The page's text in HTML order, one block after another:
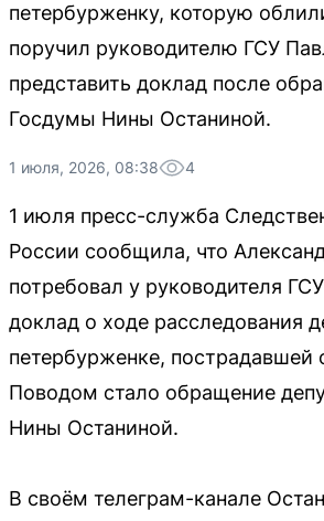
петербурженку, которую
поручил руководителю ГСУ
представить доклад после
Госдумы Нины Останиной.
1 июля, 2026, 08:38 4
1 июля пресс-служба
России сообщила, что
потребовал у руководителя
доклад о ходе расследования
петербурженке, пострадавшей
Поводом стало обращение
Нины Останиной.
В своём телеграм-канале